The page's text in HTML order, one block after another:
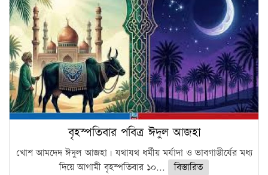
বৃহস্পতিবার পবিত্র ঈদুল আজহা
খোশ আমদেদ ঈদুল আজহা। যথাযথ ধর্মীয় মর্যাদা ও ভাবগাম্ভীর্যের মধ্য
দিয়ে আগামী বৃহস্পতিবার ১০...
বিস্তারিত